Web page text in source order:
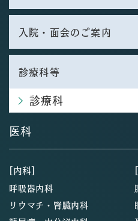
入院・面会のご案内
診療科等
診療科
医科
[内科]
呼吸器内科
リウマチ・腎臓内科